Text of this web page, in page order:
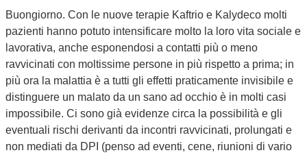
Buongiorno. Con le nuove terapie Kaftrio e Kalydeco molti
pazienti hanno potuto intensificare molto la loro vita sociale e
lavorativa, anche esponendosi a contatti più o meno
ravvicinati con moltissime persone in più rispetto a prima; in
più ora la malattia è a tutti gli effetti praticamente invisibile e
distinguere un malato da un sano ad occhio è in molti casi
impossibile. Ci sono già evidenze circa la possibilità e gli
eventuali rischi derivanti da incontri ravvicinati, prolungati e
non mediati da DPI (penso ad eventi, cene, riunioni di vario